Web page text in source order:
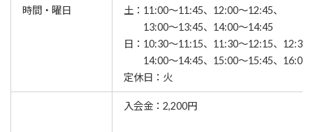
時間・曜日
土：11:00～11:45、12:00～12:45、
13:00～13:45、14:00～14:45
日：10:30～11:15、11:30～12:15、12:30
14:00～14:45、15:00～15:45、16:00
定休日：火
入会金：2,200円